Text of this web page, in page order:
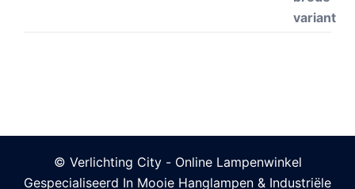
© Verlichting City - Online Lampenwinkel
Gespecialiseerd In Mooie Hanglampen & Industriële